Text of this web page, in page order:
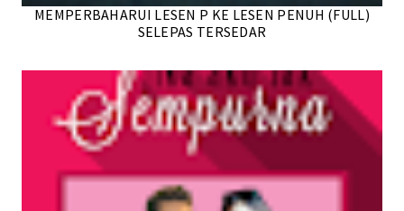
MEMPERBAHARUI LESEN P KE LESEN PENUH (FULL)
SELEPAS TERSEDAR